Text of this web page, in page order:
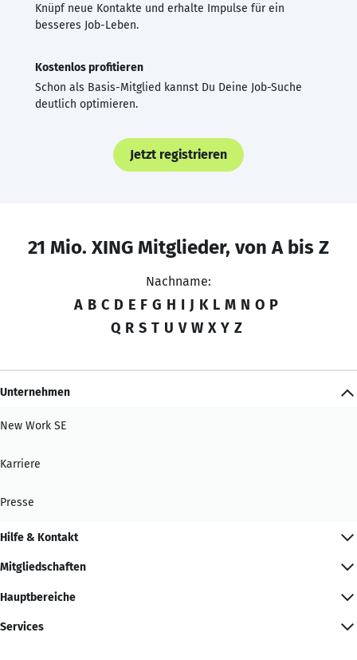
Knüpf neue Kontakte und erhalte Impulse für ein
besseres Job-Leben.
Kostenlos profitieren
Schon als Basis-Mitglied kannst Du Deine Job-Suche
deutlich optimieren.
Jetzt registrieren
21 Mio. XING Mitglieder, von A bis Z
Nachname:
A B C D E F G H I J K L M N O P
Q R S T U V W X Y Z
Unternehmen
New Work SE
Karriere
Presse
Hilfe & Kontakt
Mitgliedschaften
Hauptbereiche
Services